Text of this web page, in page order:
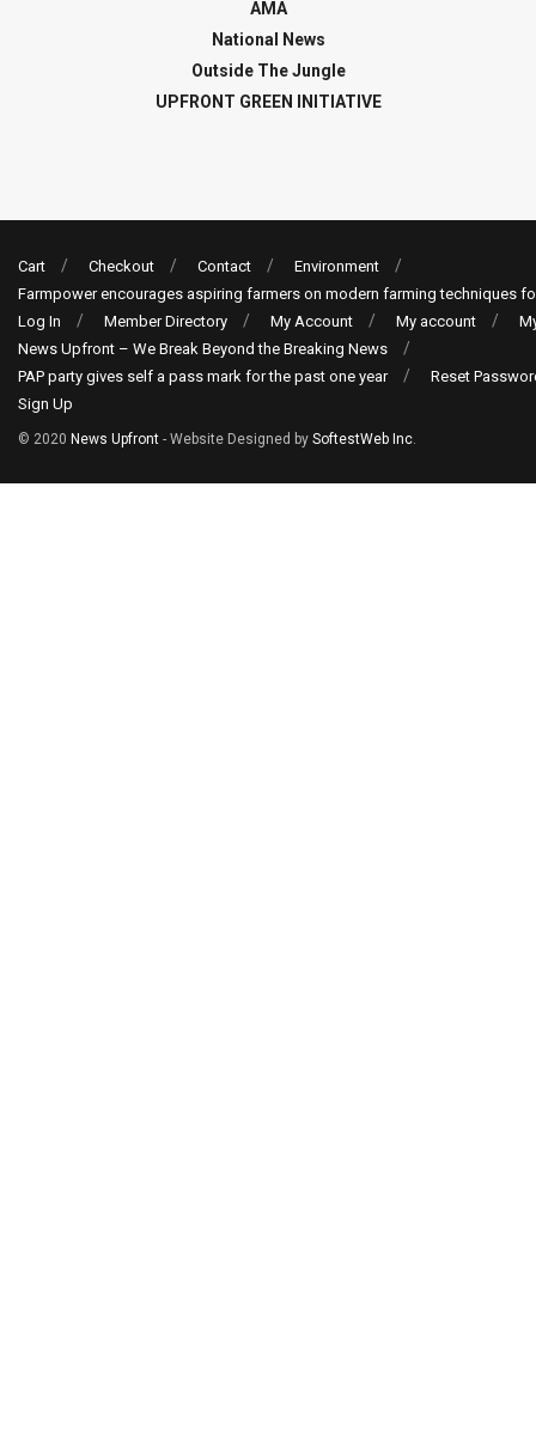
AMA
National News
Outside The Jungle
UPFRONT GREEN INITIATIVE
Cart Checkout Contact
Environment
Farmpower encourages aspiring farmers on modern farming techniques
Log In
Member Directory My Account My account
News Upfront – We Break Beyond the Breaking News
PAP party gives self a pass mark for the past one year
Reset
Sign Up
© 2020 News Upfront - Website Designed by SoftestWeb Inc.